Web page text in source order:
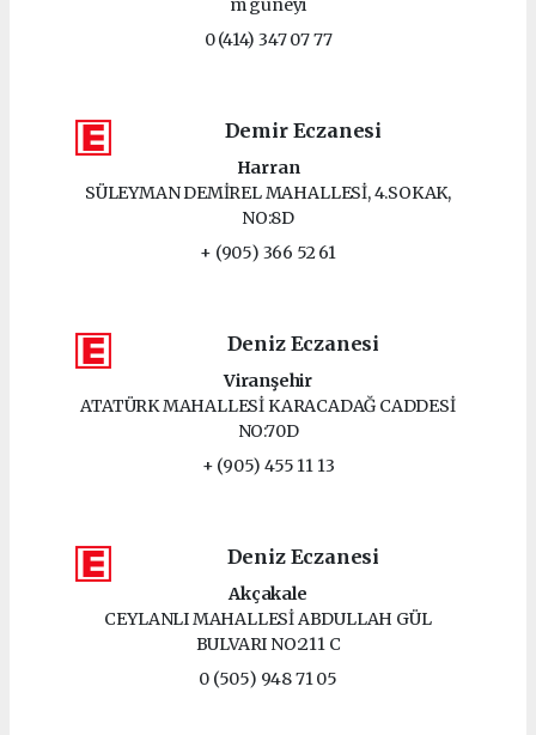
m güneyi
0 (414) 347 07 77
Demir Eczanesi
Harran
SÜLEYMAN DEMİREL MAHALLESİ, 4.SOKAK,
NO:8D
+ (905) 366 52 61
Deniz Eczanesi
Viranşehir
ATATÜRK MAHALLESİ KARACADAĞ CADDESİ
NO:70D
+ (905) 455 11 13
Deniz Eczanesi
Akçakale
CEYLANLI MAHALLESİ ABDULLAH GÜL
BULVARI NO:211 C
0 (505) 948 71 05